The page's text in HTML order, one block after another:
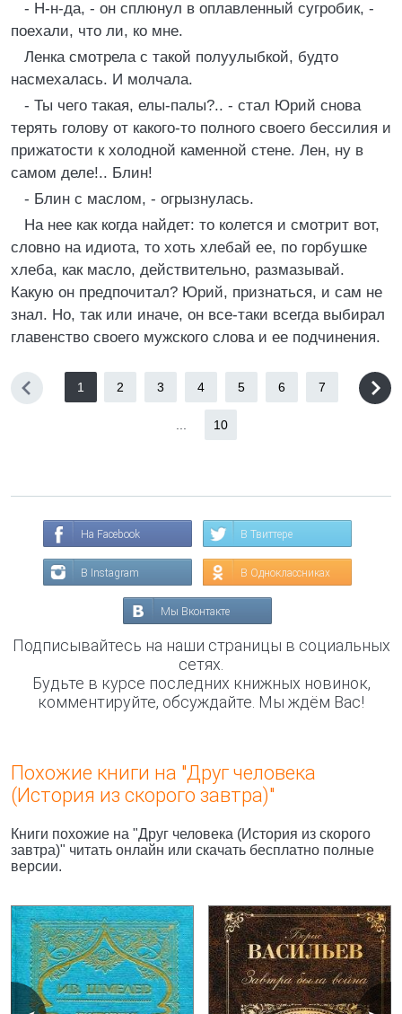
- Н-н-да, - он сплюнул в оплавленный сугробик, -
поехали, что ли, ко мне.
Ленка смотрела с такой полуулыбкой, будто
насмехалась. И молчала.
- Ты чего такая, елы-палы?.. - стал Юрий снова
терять голову от какого-то полного своего бессилия и
прижатости к холодной каменной стене. Лен, ну в
самом деле!.. Блин!
- Блин с маслом, - огрызнулась.
На нее как когда найдет: то колется и смотрит вот,
словно на идиота, то хоть хлебай ее, по горбушке
хлеба, как масло, действительно, размазывай.
Какую он предпочитал? Юрий, признаться, и сам не
знал. Но, так или иначе, он все-таки всегда выбирал
главенство своего мужского слова и ее подчинения.
1 2 3 4 5 6 7
10
На Facebook В Твиттере
В Instagram В Одноклассниках
Мы Вконтакте
Подписывайтесь на наши страницы в социальных
сетях.
Будьте в курсе последних книжных новинок,
комментируйте, обсуждайте. Мы ждём Вас!
Похожие книги на "Друг человека
(История из скорого завтра)"
Книги похожие на "Друг человека (История из скорого
завтра)" читать онлайн или скачать бесплатно полные
версии.